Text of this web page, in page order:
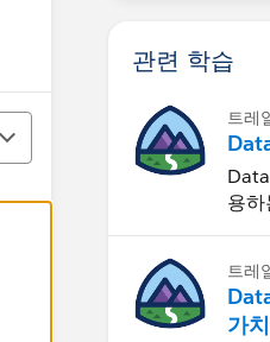
관련 학습
트레
용
트레
가